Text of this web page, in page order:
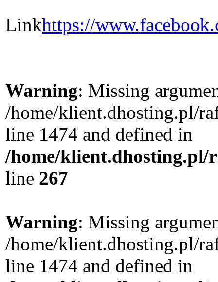
Linkhttps://
Warning: Missing
/home/klient.dhosting.pl/
line 1474 and defined in
/home/klient.dhosting.pl/
line 267
Warning: Missing
/home/klient.dhosting.pl/
line 1474 and defined in